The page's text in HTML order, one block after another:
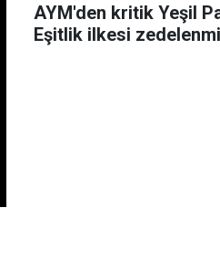
AYM'den kritik Yeşil
Eşitlik ilkesi